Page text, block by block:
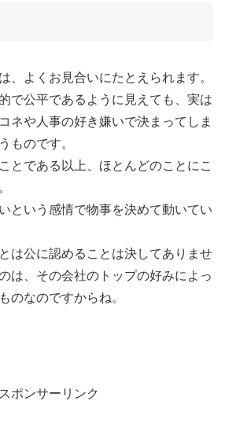
、よくお見合いにたとえられます。
で公平であるように見えても、実は
ネや人事の好き嫌いで決まってしま
ものです。
とである以上、ほとんどのことにこ
という感情で物事を決めて動いてい
は公に認めることは決してありませ
は、その会社のトップの好みによっ
のなのですからね。
スポンサーリンク